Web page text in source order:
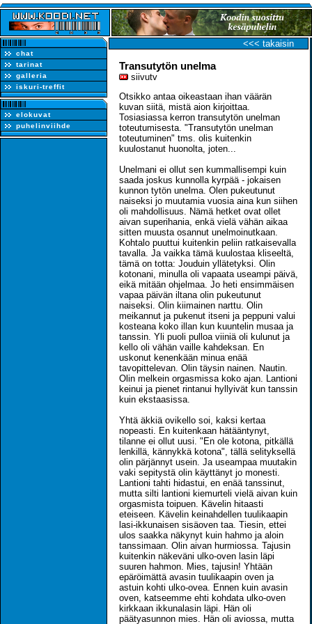
chat
tarinat
galleria
iskuri-treffit
elokuvat
puhelinviihde
<<< takaisin
Transutytön unelma
siivutv
Otsikko antaa oikeastaan ihan väärän
kuvan siitä, mistä aion kirjoittaa.
Tosiasiassa kerron transutytön unelman
toteutumisesta. "Transutytön unelman
toteutuminen" tms. olis kuitenkin
kuulostanut huonolta, joten...
Unelmani ei ollut sen kummallisempi kuin
saada joskus kunnolla kyrpää - jokaisen
kunnon tytön unelma. Olen pukeutunut
naiseksi jo muutamia vuosia aina kun siihen
oli mahdollisuus. Nämä hetket ovat ollet
aivan superihania, enkä vielä vähän aikaa
sitten muusta osannut unelmoinutkaan.
Kohtalo puuttui kuitenkin peliin ratkaisevalla
tavalla. Ja vaikka tämä kuulostaa kliseeltä,
tämä on totta: Jouduin yllätetyksi. Olin
kotonani, minulla oli vapaata useampi päivä,
eikä mitään ohjelmaa. Jo heti ensimmäisen
vapaa päivän iltana olin pukeutunut
naiseksi. Olin kiimainen narttu. Olin
meikannut ja pukenut itseni ja peppuni valui
kosteana koko illan kun kuuntelin musaa ja
tanssin. Yli puoli pulloa viiniä oli kulunut ja
kello oli vähän vaille kahdeksan. En
uskonut kenenkään minua enää
tavopittelevan. Olin täysin nainen. Nautin.
Olin melkein orgasmissa koko ajan. Lantioni
keinui ja pienet rintanui hyllyivät kun tanssin
kuin ekstaasissa.
Yhtä äkkiä ovikello soi, kaksi kertaa
nopeasti. En kuitenkaan hätääntynyt,
tilanne ei ollut uusi. "En ole kotona, pitkällä
lenkillä, kännykkä kotona", tällä selityksellä
olin pärjännyt usein. Ja useampaa muutakin
vaki sepitystä olin käyttänyt jo monesti.
Lantioni tahti hidastui, en enää tanssinut,
mutta silti lantioni kiemurteli vielä aivan kuin
orgasmista toipuen. Kävelin hitaasti
eteiseen. Kävelin keinahdellen tuulikaapin
lasi-ikkunaisen sisäoven taa. Tiesin, ettei
ulos saakka näkynyt kuin hahmo ja aloin
tanssimaan. Olin aivan hurmiossa. Tajusin
kuitenkin näkeväni ulko-oven lasin läpi
suuren hahmon. Mies, tajusin! Yhtään
epäröimättä avasin tuulikaapin oven ja
astuin kohti ulko-ovea. Ennen kuin avasin
oven, katseemme ehti kohdata ulko-oven
kirkkaan ikkunalasin läpi. Hän oli
päätyasunnon mies. Hän oli aviossa, mutta